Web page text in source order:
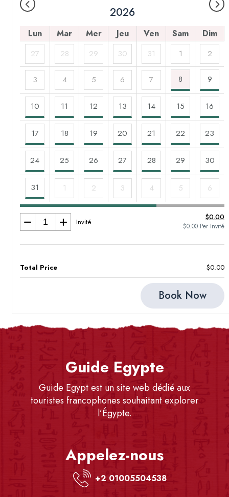
2026
Lun Mar Mer Jeu Ven Sam Dim
27 28 29 30 31 1 2
3 4 5 6 7 8 9
10 11 12 13 14 15 16
17 18 19 20 21 22 23
24 25 26 27 28 29 30
31 1 2 3 4 5 6
Invité $0.00
$0.00 Per Invité
Total Price $0.00
Book Now
Appelez-nous
+2 01005504538
Guide Egypte
Guide Egypt est un site web dédié aux
touristes francophones souhaitant explorer
l’Égypte.